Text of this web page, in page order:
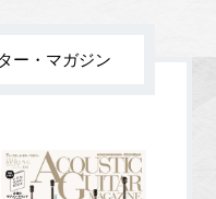
ー・マガジン